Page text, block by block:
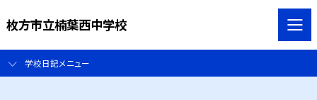
枚方市立楠葉西中学校
学校日記メニュー